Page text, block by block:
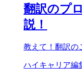
翻訳のプ
説！
教えて！翻訳の
ハイキャリア編